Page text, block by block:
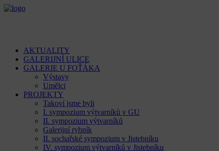
AKTUALITY
GALERIJNÍ ULICE
GALERIE U FOŤÁKA
Výstavy
Umělci
PROJEKTY
Takoví jsme byli
I. sympozium výtvarníků v GU
II. sympozium výtvarníků
Galerijní rybník
II. sochařské sympozium v Jistebníku
IV. sympozium výtvarníků v Jistebníku